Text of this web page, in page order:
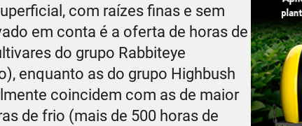
com raízes finas e sem
em conta é a oferta de horas de
do grupo Rabbiteye
enquanto as do grupo Highbush
coincidem com as de maior
de frio (mais de 500 horas de